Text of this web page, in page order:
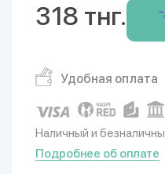
318 тнг.
Удобная оплата
Наличный и
Подробнее об оплате